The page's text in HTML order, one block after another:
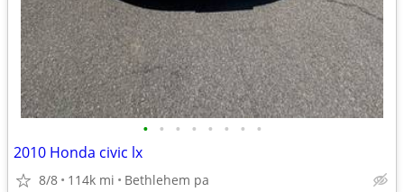
• • • • • • • •
2010 Honda civic lx
8/8 114k mi Bethlehem pa